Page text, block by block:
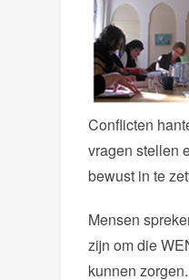
Conflicten
vragen stellen
bewust in te
Mensen
zijn om die
kunnen zorgen.